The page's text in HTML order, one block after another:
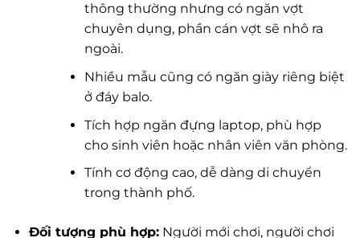
thông thường nhưng có ngăn vợt
chuyên dụng, phần cán vợt sẽ nhô ra
ngoài.
Nhiều mẫu cũng có ngăn giày riêng biệt
ở đáy balo.
Tích hợp ngăn đựng laptop, phù hợp
cho sinh viên hoặc nhân viên văn phòng.
Tính cơ động cao, dễ dàng di chuyển
trong thành phố.
Đối tượng phù hợp:Người mới chơi, người chơi